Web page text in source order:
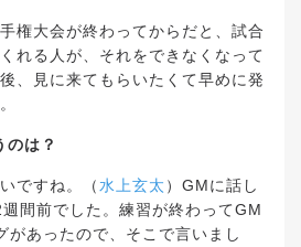
権大会が終わってからだと、試合
れる人が、それをできなくなって
、見に来てもらいたくて早めに発
のは？
ですね。（水上玄太 ） GMに話し
週間前でした。練習が終わってGM
があったので、そこで言いまし